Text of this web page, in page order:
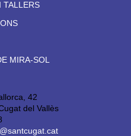
TALLERS
MIRA-SOL
42
del Vallès